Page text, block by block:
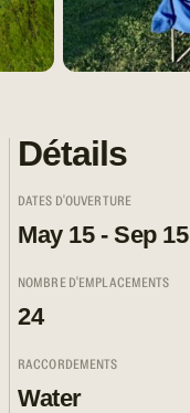
Détails
DATES D'OUVERTURE
May 15 - Sep 15
NOMBRE D'EMPLACEMENTS
24
RACCORDEMENTS
Water